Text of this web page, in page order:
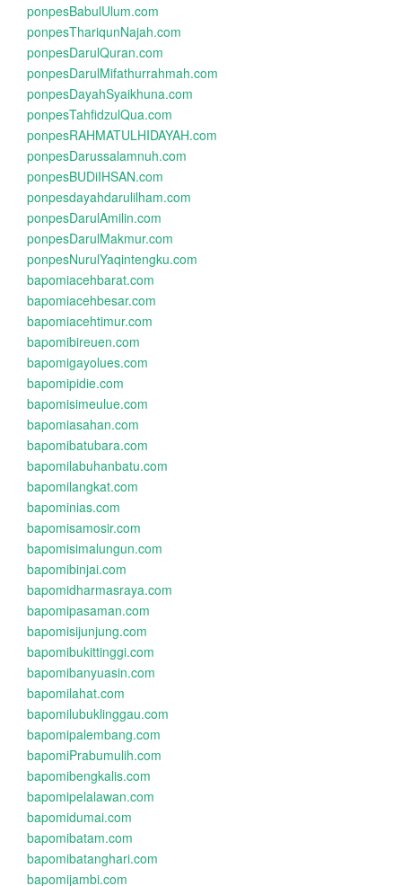
ponpesBabulUlum.com
ponpesThariqunNajah.com
ponpesDarulQuran.com
ponpesDarulMifathurrahmah.com
ponpesDayahSyaikhuna.com
ponpesTahfidzulQua.com
ponpesRAHMATULHIDAYAH.com
ponpesDarussalamnuh.com
ponpesBUDiIHSAN.com
ponpesdayahdarulilham.com
ponpesDarulAmilin.com
ponpesDarulMakmur.com
ponpesNurulYaqintengku.com
bapomiacehbarat.com
bapomiacehbesar.com
bapomiacehtimur.com
bapomibireuen.com
bapomigayolues.com
bapomipidie.com
bapomisimeulue.com
bapomiasahan.com
bapomibatubara.com
bapomilabuhanbatu.com
bapomilangkat.com
bapominias.com
bapomisamosir.com
bapomisimalungun.com
bapomibinjai.com
bapomidharmasraya.com
bapomipasaman.com
bapomisijunjung.com
bapomibukittinggi.com
bapomibanyuasin.com
bapomilahat.com
bapomilubuklinggau.com
bapomipalembang.com
bapomiPrabumulih.com
bapomibengkalis.com
bapomipelalawan.com
bapomidumai.com
bapomibatam.com
bapomibatanghari.com
bapomijambi.com